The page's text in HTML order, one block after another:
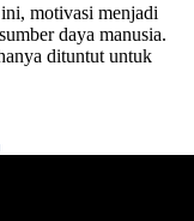
motivasi menjadi
daya manusia.
dituntut untuk